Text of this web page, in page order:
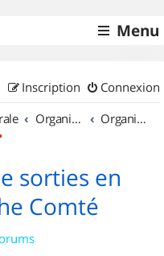
Menu
Connexion
Inscription
Organisation de sorties & Recherche de partenaires Organisation de sorties en région Franche Comté
sorties en
Comté